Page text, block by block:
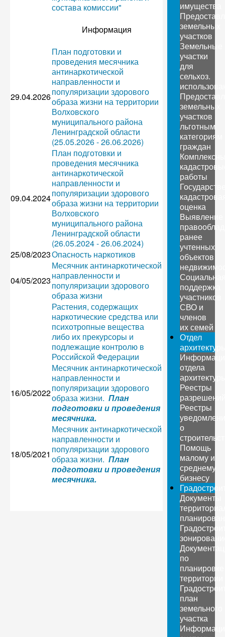
состава комиссии"
Информация
29.04.2026
План подготовки и
проведения месячника
антинаркотической
направленности и
популяризации здорового
образа жизни на территории
Волховского
муниципального района
Ленинградской области
(25.05.2026 - 26.06.2026)
09.04.2024
План подготовки и
проведения месячника
антинаркотической
направленности и
популяризации здорового
образа жизни на территории
Волховского
муниципального района
Ленинградской области
(26.05.2024 - 26.06.2024)
25/08/2023Опасность наркотиков
04/05/2023
Месячник антинаркотической
направленности и
популяризации здорового
образа жизни
Растения, содержащих
наркотические средства или
психотропные вещества
либо их прекурсоры и
подлежащие контролю в
Российской Федерации
16/05/2022
Месячник антинаркотической
направленности и
популяризации здорового
образа жизни. План
подготовки и проведения
месячника.
18/05/2021
Месячник антинаркотической
направленности и
популяризации здорового
образа жизни. План
подготовки и проведения
месячника.
имущества
земельных
участков
Земельные
участки
для
сельхоз.
земельных
участков
льготным
категориям
граждан
работы
оценка
Выявление
ранее
учтенных
объектов
поддержка
участников
СВО и
членов
их семей
Отдел
отдела
Реестры
Реестры
о
Помощь
малому и
среднему
бизнесу
Документы
по
планировке
территории
план
земельного
участка